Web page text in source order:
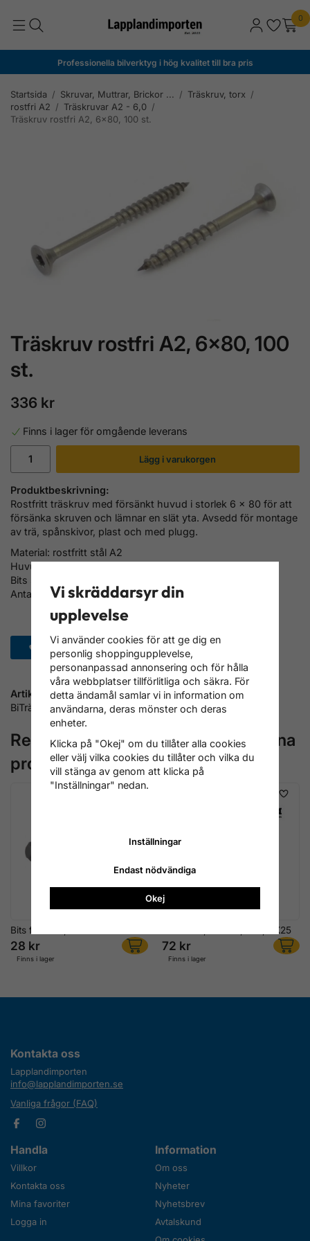
0
Professionella bilverktyg i hög kvalitet till bra pris
Startsida / Skruvar, Muttrar, Brickor ... / Träskruv, torx /
rostfri A2 / Träskruvar A2 - 6,0 /
Träskruv rostfri A2, 6x80, 100 st.
Spara som favorit
Artikelnummer:
BiTräA2-0680
Träskruv rostfri A2, 6x80, 100
st.
336 kr
Finns i lager för omgående leverans
Lägg i varukorgen
Produktbeskrivning:
Rostfritt träskruv med försänkt huvud i storlek 6 x 80 för att
försänka skruven och lämnar en slät yta. Avsedd för montage
av trä, spånskivor, plast och med plugg.
Material: rostfritt stål A2
Huvud: försänkt huvud, Torxskalle
Bits storlek.: TX25
Antal/Frp.: 100 st.
Rekommenderade tillbehör till denna
produkt
Bits för Torx, TX25
28 kr
Finns i lager
Bits Wera, rostfritt, torx, TX25
72 kr
Finns i lager
Kontakta oss
Lapplandimporten
info@lapplandimporten.se
Vanliga frågor (FAQ)
Handla
Villkor
Kontakta oss
Mina favoriter
Logga in
Information
Om oss
Nyheter
Nyhetsbrev
Avtalskund
Vi skräddarsyr din
upplevelse
Vi använder cookies för att ge dig en
personlig shoppingupplevelse,
personanpassad annonsering och för hålla
våra webbplatser tillförlitliga och säkra. För
detta ändamål samlar vi in information om
användarna, deras mönster och deras
enheter.
Klicka på "Okej" om du tillåter alla cookies
eller välj vilka cookies du tillåter och vilka du
vill stänga av genom att klicka på
"Inställningar" nedan.
Inställningar
Endast nödvändiga
Okej